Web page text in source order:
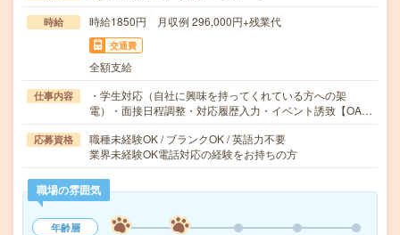
時給 時給1850円 月収例 296,000円+残業代
交通費
全額支給
仕事内容
・学生対応（自社に興味を持ってくれている方への架
電）・面接日程調整・対応履歴入力・イベント誘致【OA…
応募資格
職種未経験OK / ブランクOK / 英語力不要
業界未経験OK電話対応の経験をお持ちの方
職場の雰囲気
年齢層